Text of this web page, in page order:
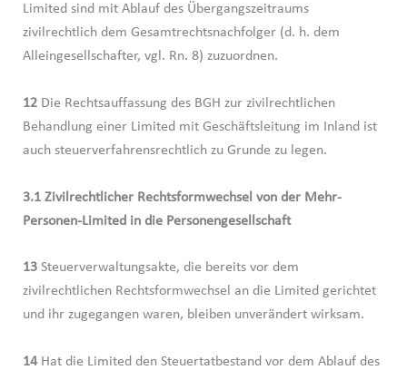
Limited sind mit Ablauf des Übergangszeitraums
zivilrechtlich dem Gesamtrechtsnachfolger (d. h. dem
Alleingesellschafter, vgl. Rn. 8) zuzuordnen.
12Die Rechtsauffassung des BGH zur zivilrechtlichen
Behandlung einer Limited mit Geschäftsleitung im Inland ist
auch steuerverfahrensrechtlich zu Grunde zu legen.
3.1 Zivilrechtlicher Rechtsformwechsel von der Mehr-
Personen-Limited in die Personengesellschaft
13Steuerverwaltungsakte, die bereits vor dem
zivilrechtlichen Rechtsformwechsel an die Limited gerichtet
und ihr zugegangen waren, bleiben unverändert wirksam.
14Hat die Limited den Steuertatbestand vor dem Ablauf des